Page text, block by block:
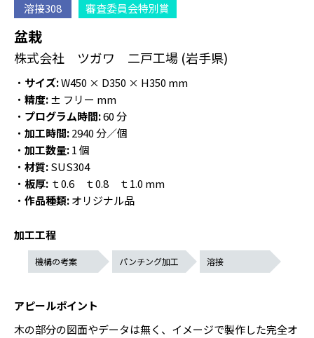
溶接308 審査委員会特別賞
盆栽
株式会社 ツガワ 二戸工場 (岩手県)
・ サイズ:W450 × D350 × H350 mm
・ 精度:± フリー mm
・ プログラム時間:60 分
・ 加工時間:2940 分／個
・ 加工数量:1 個
・ 材質:SUS304
・ 板厚: ｔ0.6 ｔ0.8 ｔ1.0 mm
・ 作品種類:オリジナル品
加工工程
機構の考案 パンチング加工 溶接
アピールポイント
木の部分の図面やデータは無く、イメージで製作した完全オ